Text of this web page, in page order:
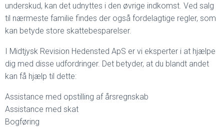
underskud, kan det udnyttes i den øvrige indkomst. Ved salg
til nærmeste familie findes der også fordelagtige regler, som
kan betyde store skattebesparelser.
I Midtjysk Revision Hedensted ApS er vi eksperter i at hjælpe
dig med disse udfordringer. Det betyder, at du blandt andet
kan få hjælp til dette:
Assistance med opstilling af årsregnskab
Assistance med skat
Bogføring